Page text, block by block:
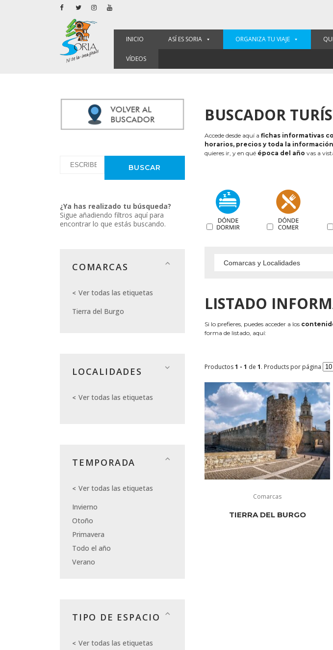
INICIO ASÍ ES SORIA ORGANIZA TU VIAJE
VÍDEOS
¿Ya has realizado tu búsqueda?
Sigue añadiendo filtros aquí para
encontrar lo que estás buscando.
COMARCAS
Ver todas las etiquetas
Tierra del Burgo
LOCALIDADES
Ver todas las etiquetas
TEMPORADA
Ver todas las etiquetas
Invierno
Otoño
Primavera
Todo el año
Verano
TIPO DE ESPACIO
Ver todas las etiquetas
BUSCADOR
Accede desde aquí a fichas informativas
horarios, precios y toda la
quieres ir, y en qué época del año vas a
LISTADO
Si lo prefieres, puedes acceder a los
forma de listado, aquí:
Productos1 - 1 de 1. Products por página
Comarcas
TIERRA DEL BURGO